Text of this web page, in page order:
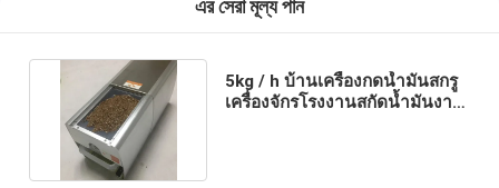
এর সেরা মূল্য পান
5kg / h บ้านเครื่องกดน้ำมันสกรู
เครื่องจักรโรงงานสกัดน้ำมันงา